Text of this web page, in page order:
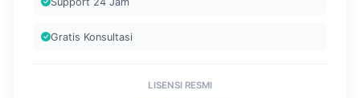
Gratis Konsultasi
LISENSI RESMI